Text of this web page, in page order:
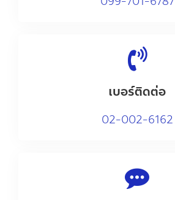
เบอร์ติดต่อ
02-002-6162